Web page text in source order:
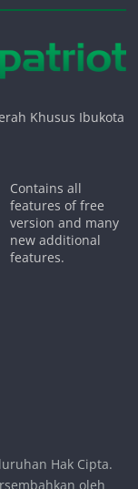
Khusus Ibukota
Contains all
features of free
version and many
new additional
features.
Hak Cipta.
oleh